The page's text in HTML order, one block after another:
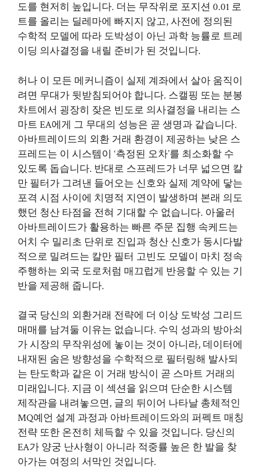
도를 현저히 높입니다. 더는 무작위로 포지션 0.01 로
트를 올리는 딜레마에 빠지지 않고, 사전에 정의된
수학적 모델에 따라 도박성이 아닌 과학 능률로 트레
이딩 의사결정을 내릴 준비가 된 것입니다.
허나 이 모든 메커니즘이 실제 계좌에서 살아 움직이
려면 무대가 뒷받침되어야 합니다. 스캘핑 또는 분봉
차트에서 굉장히 잦은 빈도로 의사결정을 내리는 스
마트 EA에게 그 무대의 성능은 곧 생명과 같습니다.
아바트레이드의 외환 거래 환경이 제공하는 낮은 스
프레드는 이 시스템이 ‘측정된 오차’를 최소화할 수
있도록 돕습니다. 반대로 스프레드가 너무 넓으면 칼
만 필터가 그려낸 들어오는 신호와 실제 계약에 닿는
포격 시점 사이에 치명적 지연이 발생하며 본래 의도
했던 청산 타점을 전혀 기대할 수 없습니다. 아울러
아바트레이드가 활용하는 빠른 주문 집행 속케드는
어치 수 밀리초 단위로 진입과 청산 신호가 동시다발
적으로 밀려드는 칼만 필터 고빈도 모델이 마치 정속
주행하는 외국 도로처럼 매끄럽게 반응할 수 있는 기
반을 제공해 줍니다.
결국 당신의 외환거래 전략에 더 이상 도박성 그리드
매매를 남겨둘 이유는 없습니다. 수익 성과의 방아쇠
가 시장의 무작위성에 놓이는 것이 아니라, 데이터에
내재된 숨은 방향성을 수학적으로 필터링해 발사되
는 탄도학과 같은 이 거래 방식이 곧 스마트 거래의
미래입니다. 지금 이 섹션을 읽으며 단순한 시스템
제작관을 내려놓으면, 글의 뒤이어 나타날 총체적인
MQ예언 설계 과정과 아바트레이드와의 퍼펙트 매칭
전략 또한 온전히 체득할 수 있을 것입니다. 당신의
EA가 양궁 난사형이 아니라 적중률 높은 한 발을 찾
아가는 여정의 서막인 것입니다.